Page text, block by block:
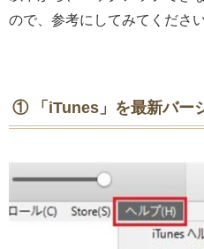
ので、参考にしてみてください
① 「iTunes」を最新バー